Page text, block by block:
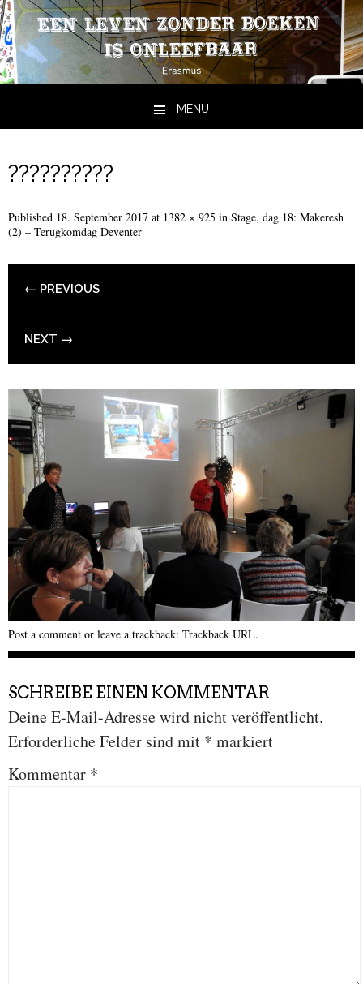
MENU
??????????
Published 18. September 2017 at 1382 × 925 in Stage, dag 18: Makeresh
(2) – Terugkomdag Deventer
← PREVIOUS
NEXT →
Post a comment or leave a trackback: Trackback URL.
SCHREIBE EINEN KOMMENTAR
Deine E-Mail-Adresse wird nicht veröffentlicht.
Erforderliche Felder sind mit * markiert
Kommentar *